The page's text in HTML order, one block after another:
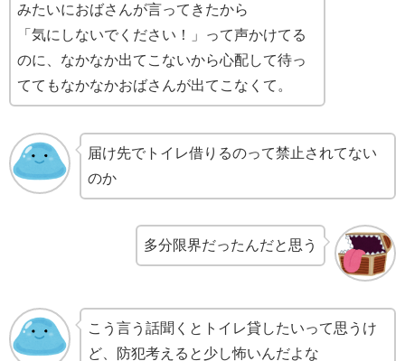
みたいにおばさんが言ってきたから
「気にしないでください！」って声かけてる
のに、なかなか出てこないから心配して待っ
ててもなかなかおばさんが出てこなくて。
届け先でトイレ借りるのって禁止されてない
のか
多分限界だったんだと思う
こう言う話聞くとトイレ貸したいって思うけ
ど、防犯考えると少し怖いんだよな